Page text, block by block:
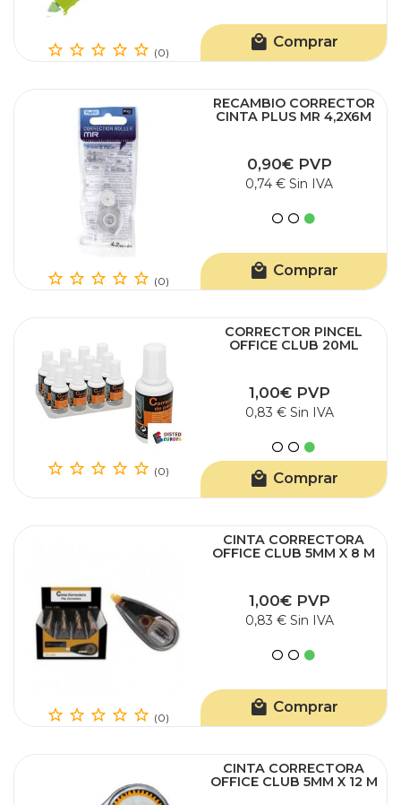
(0)
Comprar
(0)
RECAMBIO CORRECTOR
CINTA PLUS MR 4,2X6M
0,90€ PVP
0,74 € Sin IVA
Comprar
(0)
CORRECTOR PINCEL
OFFICE CLUB 20ML
1,00€ PVP
0,83 € Sin IVA
Comprar
(0)
CINTA CORRECTORA
OFFICE CLUB 5MM X 8 M
1,00€ PVP
0,83 € Sin IVA
Comprar
CINTA CORRECTORA
OFFICE CLUB 5MM X 12 M